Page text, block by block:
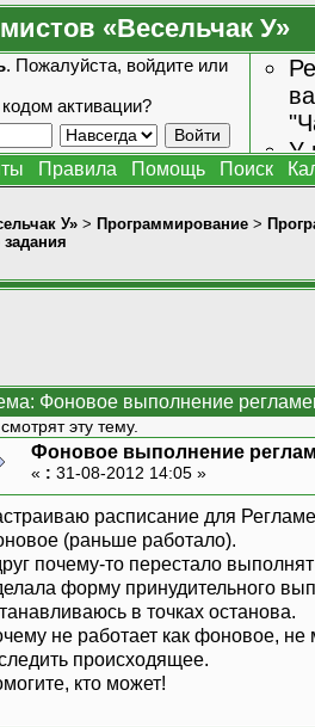
«Весельчак У»
. Пожалуйста, войдите или
активации?
У
Правила Помощь Поиск
У» > Программирование >
Фоновое выполнение
эту тему.
Фоновое выполнение
« : 31-08-2012 14:05 »
расписание для
(раньше работало).
почему-то перестало
форму принудительного
в точках останова.
не работает как фоновое, не
происходящее.
кто может!